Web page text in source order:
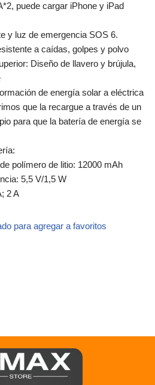
puede cargar iPhone y iPad
y luz de emergencia SOS 6.
a caídas, golpes y polvo
Diseño de llavero y brújula,
de energía solar a eléctrica
que la recargue a través de un
para que la batería de energía se
polímero de litio: 12000 mAh
5,5 V/1,5 W
2 A
para agregar a favoritos